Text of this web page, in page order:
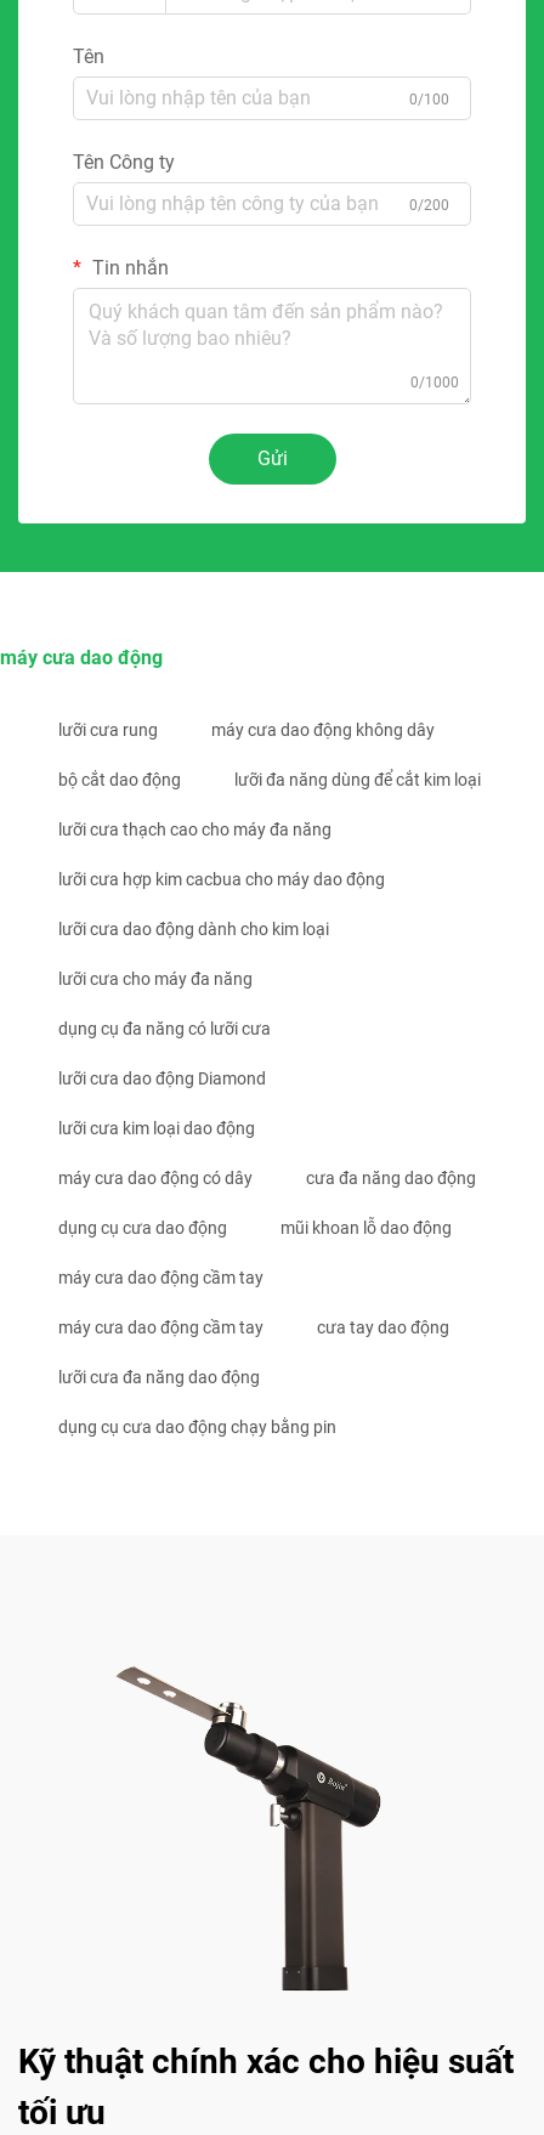
Tên
0/100
Tên Công ty
0/200
Tin nhắn
0/1000
Gửi
máy cưa dao động
lưỡi cưa rung máy cưa dao động không dây
bộ cắt dao động lưỡi đa năng dùng để cắt kim loại
lưỡi cưa thạch cao cho máy đa năng
lưỡi cưa hợp kim cacbua cho máy dao động
lưỡi cưa dao động dành cho kim loại
lưỡi cưa cho máy đa năng
dụng cụ đa năng có lưỡi cưa
lưỡi cưa dao động Diamond
lưỡi cưa kim loại dao động
máy cưa dao động có dây cưa đa năng dao động
dụng cụ cưa dao động mũi khoan lỗ dao động
máy cưa dao động cầm tay
máy cưa dao động cầm tay cưa tay dao động
lưỡi cưa đa năng dao động
dụng cụ cưa dao động chạy bằng pin
Kỹ thuật chính xác cho hiệu suất
tối ưu